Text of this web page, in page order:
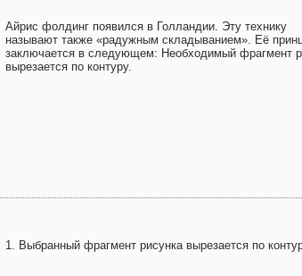
Айрис фолдинг появился в Голландии. Эту технику
называют также «радужным складыванием». Её
заключается в следующем: Необходимый фрагмент
вырезается по контуру.
1. Выбранный фрагмент рисунка вырезается по